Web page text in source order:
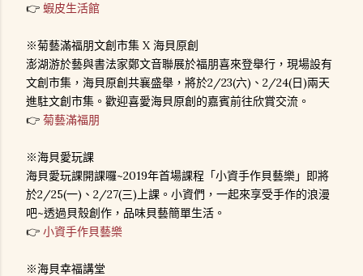
👉 蝦皮生活館
※菊藝滿福朋文創市集 X 海貝原創
澎湖游於藝與書法家鄭文音聯展於福朋喜來登舉行，現場設有
文創市集，海貝原創共襄盛舉，將於2/23(六)、2/24(日)兩天
進駐文創市集。歡迎喜愛海貝原創的嘉賓前往欣賞交流。
👉 菊藝滿福朋
※海貝愛玩課
海貝愛玩課開課囉~2019年首場課程「小資手作貝藝樂」即將
於2/25(一)、2/27(三)上課。小資們，一起來享受手作的浪漫
吧~透過貝殼創作，品味貝藝簡單生活。
👉 小資手作貝藝樂
※海貝幸福講堂